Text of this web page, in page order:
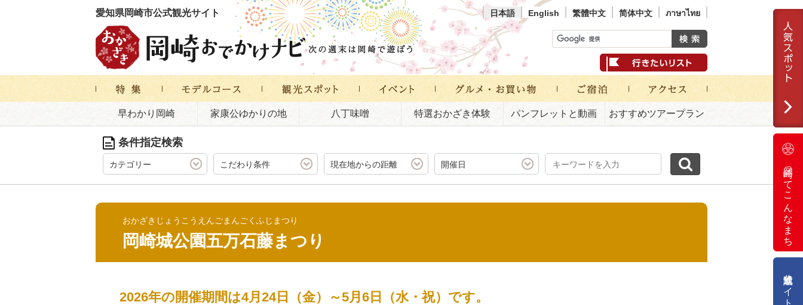
愛知県岡崎市公式観光サイト 日本語 English 繁體中文 简体中文 ภาษาไทย
早わかり岡崎 家康公ゆかりの地 八丁味噌 特選おかざき体験 パンフレットと動画 おすすめツアープラン
岡崎ってこんなまち
条件指定検索
カテゴリー こだわり条件 現在地からの距離 開催日
おかざきじょうこうえんごまんごくふじまつり
岡崎城公園五万石藤まつり
2026年の開催期間は4月24日（金）～5月6日（水・祝）です。